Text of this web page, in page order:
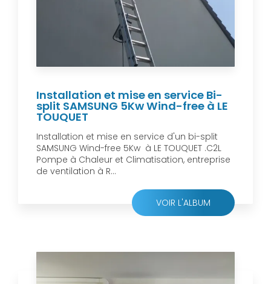
Installation et mise en service Bi-
split SAMSUNG 5Kw Wind-free à LE
TOUQUET
Installation et mise en service d'un bi-split
SAMSUNG Wind-free 5Kw à LE TOUQUET .C2L
Pompe à Chaleur et Climatisation, entreprise
de ventilation à R...
VOIR L'ALBUM